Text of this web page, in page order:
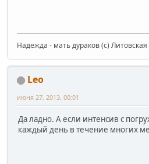
Надежда - мать дураков (с)
Leo
июня 27, 2013, 00:01
Да ладно. А если интенсив с
каждый день в течение многих